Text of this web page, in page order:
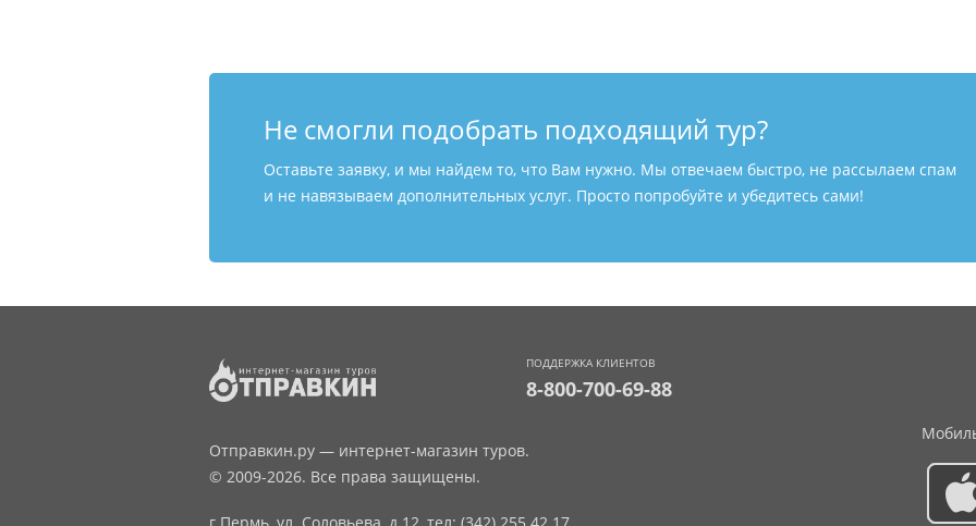
Не смогли подобрать подходящий тур?
Оставьте заявку, и мы найдем то, что Вам нужно. Мы отвечаем быстро, не рассылаем спам
и не навязываем дополнительных услуг. Просто попробуйте и убедитесь сами!
ПОДДЕРЖКА КЛИЕНТОВ
8-800-700-69-88
Отправкин.ру — интернет-магазин туров.
© 2009-2026. Все права защищены.